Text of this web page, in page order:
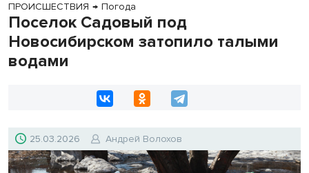
ПРОИСШЕСТВИЯ → Погода
Поселок Садовый под
Новосибирском затопило талыми
водами
25.03.2026 Андрей Волохов